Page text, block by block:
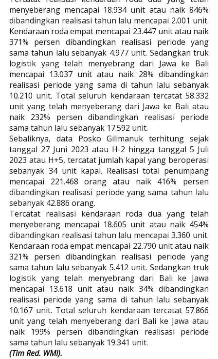
menyeberang mencapai 18.934 unit atau naik 846%
dibandingkan realisasi tahun lalu mencapai 2.001 unit.
Kendaraan roda empat mencapai 23.447 unit atau naik
371% persen dibandingkan realisasi periode yang
sama tahun lalu sebanyak 4.977 unit. Sedangkan truk
logistik yang telah menyebrang dari Jawa ke Bali
mencapai 13.037 unit atau naik 28% dibandingkan
realisasi periode yang sama di tahun lalu sebanyak
10.210 unit. Total seluruh kendaraan tercatat 58.332
unit yang telah menyeberang dari Jawa ke Bali atau
naik 232% persen dibandingkan realisasi periode
sama tahun lalu sebanyak 17.592 unit.
Sebaliknya, data Posko Gilimanuk terhitung sejak
tanggal 27 Juni 2023 atau H-2 hingga tanggal 5 Juli
2023 atau H+5, tercatat jumlah kapal yang beroperasi
sebanyak 34 unit kapal. Realisasi total penumpang
mencapai 221.468 orang atau naik 416% persen
dibandingkan realisasi periode yang sama tahun lalu
sebanyak 42.886 orang.
Tercatat realisasi kendaraan roda dua yang telah
menyeberang mencapai 18.605 unit atau naik 454%
dibandingkan realisasi tahun lalu mencapai 3.360 unit.
Kendaraan roda empat mencapai 22.790 unit atau naik
321% persen dibandingkan realisasi periode yang
sama tahun lalu sebanyak 5.412 unit. Sedangkan truk
logistik yang telah menyebrang dari Bali ke Jawa
mencapai 13.618 unit atau naik 34% dibandingkan
realisasi periode yang sama di tahun lalu sebanyak
10.167 unit. Total seluruh kendaraan tercatat 57.866
unit yang telah menyeberang dari Bali ke Jawa atau
naik 199% persen dibandingkan realisasi periode
sama tahun lalu sebanyak 19.341 unit.
(Tim Red. WMI).